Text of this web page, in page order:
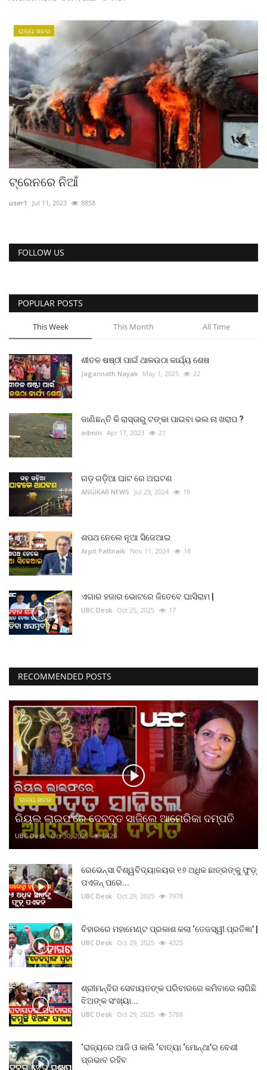
ରାଜ୍ୟ ଖବର
ଜାତୀୟ ଖବର
ବିଶେଷ ଖବର
ସ୍ୱାସ୍ଥ୍ୟ ହିଁ ସମ୍ପଦ
ବେପାର ବଣିଜ
ଜାଣିବା କଥା
ସଂସ୍କୃତି
ଖେଳ ଖବର
ଗଳ୍ପ ଓ କବିତା
Language
English ଓଡିଆ
ରାଜ୍ୟ ଖବର
ଟ୍ରେନରେ ନିଆଁ
user1 Jul 11, 2023 8858
FOLLOW US
POPULAR POSTS
This Week This Month All Time
ଶୀତଳ ଷଷ୍ଠୀ ପାଇଁ ଥାଳଉଠା କାର୍ଯ୍ୟ ଶେଷ
Jagannath Nayak May 1, 2025 22
ଜାଣିଛନ୍ତି କି ରାସ୍ତାରୁ ଟଙ୍କା ପାଇବା ଭଲ ନା ଖରାପ ?
admin Apr 17, 2023 21
ଗଡ଼ ଗଡ଼ିଆ ଘାଟ ରେ ଅଘଟଣ
ANGIKAR NEWS Jul 29, 2024 19
ଶପଥ ନେଲେ ନୂଆ ସିଜେଆଇ
Arpit Pattnaik Nov 11, 2024 18
ଏଗାର ହଜାର ଭୋଟରେ ଜିତେବେ ଘାସିରାମ |
UBC Desk Oct 25, 2025 17
RECOMMENDED POSTS
ରାଜ୍ୟ ଖବର
ରିୟଲ ଲାଇଫରେ ଦେବଦୂତ ସାଜିଲେ ଆମେରିକା ଦମ୍ପତି
UBC Desk Oct 30, 2025 9426
ରେଭେନ୍ସା ବିଶ୍ୱବିଦ୍ୟାଳୟର ୧୬ ଅଧିକ ଛାତ୍ରଙ୍କୁ ଫୁଡ଼୍
ପଏଜନ୍ ପରେ...
UBC Desk Oct 29, 2025 7978
ବିହାରରେ ମହାମେଣ୍ଟ ପ୍ରକାଶ କଲା ‘ତେଜସ୍ୱୀ ପ୍ରତିଜ୍ଞା’ |
UBC Desk Oct 29, 2025 4325
ଶ୍ରୀମନ୍ଦିର ସେବାୟତଙ୍କ ପରିବାରରେ କମିବାରେ ଲାଗିଛି
ଝିଅଙ୍କ ସଂଖ୍ୟା...
UBC Desk Oct 29, 2025 5788
‘ରାଜ୍ୟରେ ଆଜି ଓ କାଲି ‘ବାତ୍ୟା ‘ମୋନ୍ଥା’ର ବେଶୀ
ପ୍ରଭାବ ରହିବ